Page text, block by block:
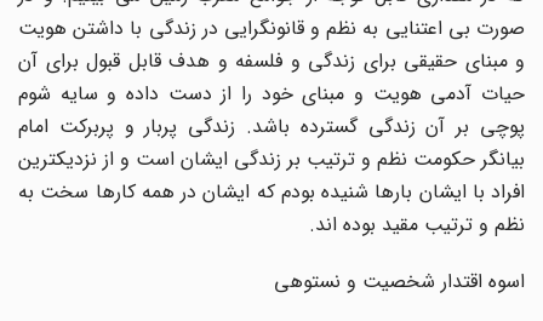
صورت بی اعتنایی به نظم و قانونگرایی در زندگی با داشتن هویت
و مبنای حقیقی برای زندگی و فلسفه و هدف قابل قبول برای آن
حیات آدمی هویت و مبنای خود را از دست داده و سایه شوم
پوچی بر آن زندگی گسترده باشد. زندگی پربار و پربرکت امام
بیانگر حکومت نظم و ترتیب بر زندگی ایشان است و از نزدیکترین
افراد با ایشان بارها شنیده بودم که ایشان در همه کارها سخت به
نظم و ترتیب مقید بوده اند.
اسوه اقتدار شخصیت و نستوهی